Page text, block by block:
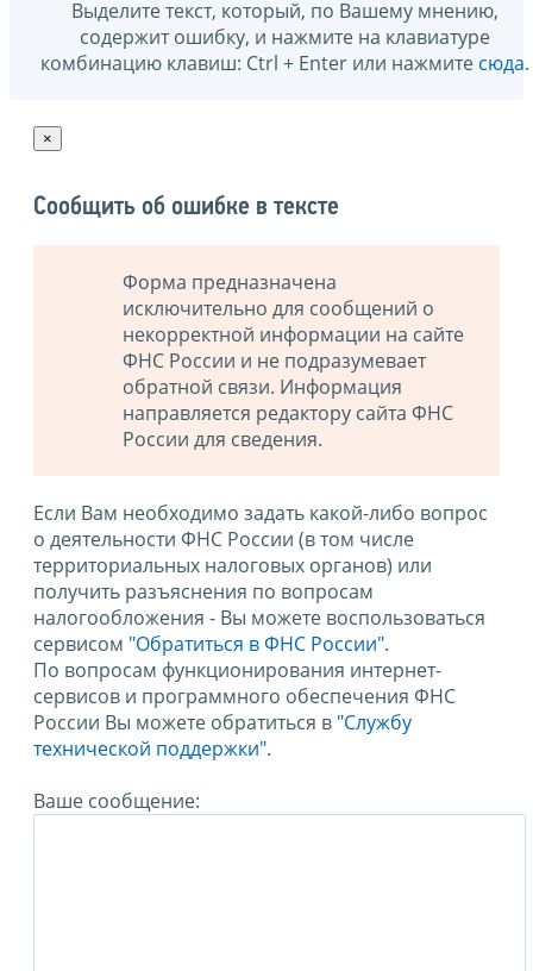
Выделите текст, который, по Вашему мнению,
содержит ошибку, и нажмите на клавиатуре
комбинацию клавиш: Ctrl + Enter или нажмите сюда.
×
Сообщить об ошибке в тексте
Форма предназначена
исключительно для сообщений о
некорректной информации на сайте
ФНС России и не подразумевает
обратной связи. Информация
направляется редактору сайта ФНС
России для сведения.
Если Вам необходимо задать какой-либо вопрос
о деятельности ФНС России (в том числе
территориальных налоговых органов) или
получить разъяснения по вопросам
налогообложения - Вы можете воспользоваться
сервисом "Обратиться в ФНС России".
По вопросам функционирования интернет-
сервисов и программного обеспечения ФНС
России Вы можете обратиться в "Службу
технической поддержки".
Ваше сообщение: